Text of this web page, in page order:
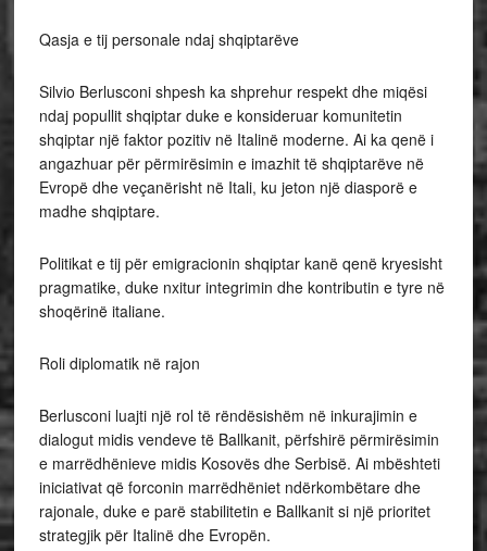
Qasja e tij personale ndaj shqiptarëve
Silvio Berlusconi shpesh ka shprehur respekt dhe miqësi
ndaj popullit shqiptar duke e konsideruar komunitetin
shqiptar një faktor pozitiv në Italinë moderne. Ai ka qenë i
angazhuar për përmirësimin e imazhit të shqiptarëve në
Evropë dhe veçanërisht në Itali, ku jeton një diasporë e
madhe shqiptare.
Politikat e tij për emigracionin shqiptar kanë qenë kryesisht
pragmatike, duke nxitur integrimin dhe kontributin e tyre në
shoqërinë italiane.
Roli diplomatik në rajon
Berlusconi luajti një rol të rëndësishëm në inkurajimin e
dialogut midis vendeve të Ballkanit, përfshirë përmirësimin
e marrëdhënieve midis Kosovës dhe Serbisë. Ai mbështeti
iniciativat që forconin marrëdhëniet ndërkombëtare dhe
rajonale, duke e parë stabilitetin e Ballkanit si një prioritet
strategjik për Italinë dhe Evropën.